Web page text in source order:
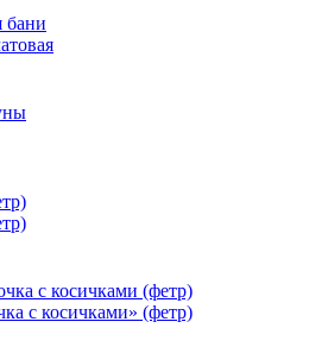
с косичками» (фетр)